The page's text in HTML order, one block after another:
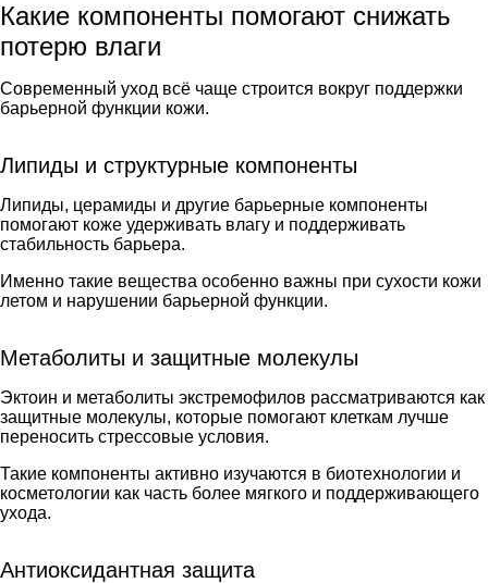
Какие компоненты помогают снижать
потерю влаги
Современный уход всё чаще строится вокруг поддержки
барьерной функции кожи.
Липиды и структурные компоненты
Липиды, церамиды и другие барьерные компоненты
помогают коже удерживать влагу и поддерживать
стабильность барьера.
Именно такие вещества особенно важны при сухости кожи
летом и нарушении барьерной функции.
Метаболиты и защитные молекулы
Эктоин и метаболиты экстремофилов рассматриваются как
защитные молекулы, которые помогают клеткам лучше
переносить стрессовые условия.
Такие компоненты активно изучаются в биотехнологии и
косметологии как часть более мягкого и поддерживающего
ухода.
Антиоксидантная защита